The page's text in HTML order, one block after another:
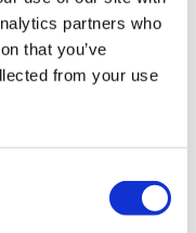
partners who
that you’ve
from your use